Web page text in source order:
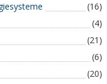
(16)
(4)
(21)
(6)
(20)